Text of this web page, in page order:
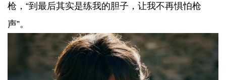
枪，“到最后其实是练我的胆子，让我不再惧怕枪
声”。